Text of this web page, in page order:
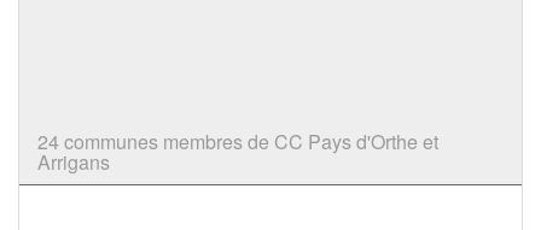
24 communes membres de CC Pays d'Orthe et
Arrigans